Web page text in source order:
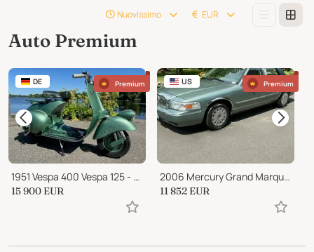
Nuovissimo EUR
Auto Premium
DE Premium
1951 Vespa 400 Vespa 125 - Faro Basso - V31
15 900 EUR
US Premium
2006 Mercury Grand Marquis GS
11 852 EUR